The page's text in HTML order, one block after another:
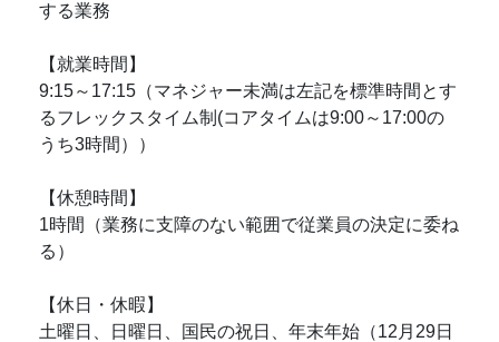
する業務
【就業時間】
9:15～17:15（マネジャー未満は左記を標準時間とす
るフレックスタイム制(コアタイムは9:00～17:00の
うち3時間））
【休憩時間】
1時間（業務に支障のない範囲で従業員の決定に委ね
る）
【休日・休暇】
土曜日、日曜日、国民の祝日、年末年始（12月29日